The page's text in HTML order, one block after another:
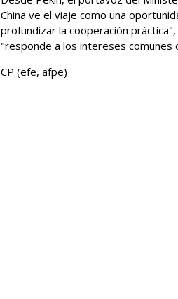
China ve el viaje como una
profundizar la cooperación
"responde a los intereses comunes
CP (efe, afpe)